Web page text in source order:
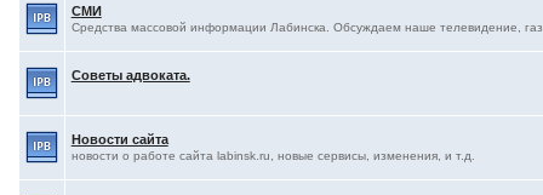
СМИ
Средства массовой информации Лабинска. Обсуждаем наше телевидение,
Советы адвоката.
Новости сайта
новости о работе сайта labinsk.ru, новые сервисы, изменения, и т.д.